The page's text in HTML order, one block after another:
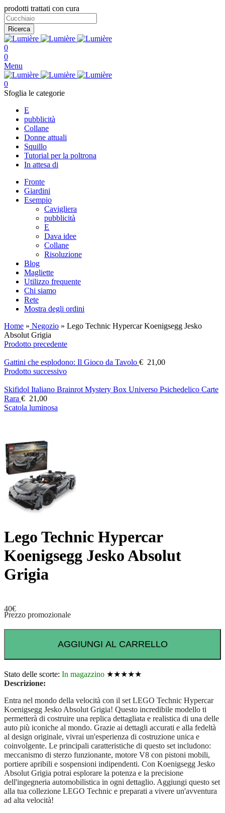
prodotti trattati con cura
Ricerca
0
0
Menu
0
Sfoglia le categorie
E
pubblicità
Collane
Donne attuali
Squillo
Tutorial per la poltrona
In attesa di
Fronte
Giardini
Esempio
Cavigliera
pubblicità
E
Dava idee
Collane
Risoluzione
Blog
Magliette
Utilizzo frequente
Chi siamo
Rete
Mostra degli ordini
Home » Negozio » Lego Technic Hypercar Koenigsegg Jesko
Absolut Grigia
Prodotto precedente
Gattini che esplodono: Il Gioco da Tavolo € 21,00
Prodotto successivo
Skifidol Italiano Brainrot Mystery Box Universo Psichedelico Carte
Rara € 21,00
Scatola luminosa
Lego Technic Hypercar
Koenigsegg Jesko Absolut
Grigia
40€
Prezzo promozionale
AGGIUNGI AL CARRELLO
Stato delle scorte: In magazzino ★★★★★
Descrizione:
Entra nel mondo della velocità con il set LEGO Technic Hypercar
Koenigsegg Jesko Absolut Grigia! Questo incredibile modello ti
permetterà di costruire una replica dettagliata e realistica di una delle
auto più iconiche al mondo. Grazie ai dettagli accurati e alla fedeltà
al design originale, vivrai un'esperienza di costruzione unica e
coinvolgente. Le principali caratteristiche di questo set includono:
meccanismo di sterzo funzionante, motore V8 con pistoni mobili,
portiere apribili e sospensioni indipendenti. Con Koenigsegg Jesko
Absolut Grigia potrai esplorare la potenza e la precisione
dell'ingegneria automobilistica in ogni dettaglio. Aggiungi questo set
alla tua collezione LEGO Technic e preparati a vivere un'avventura
ad alta velocità!